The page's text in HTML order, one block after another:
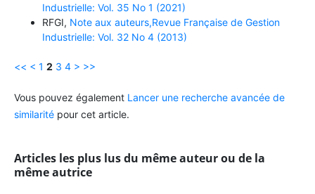
Industrielle: Vol. 35 No 1 (2021)
RFGI, Note aux auteurs,Revue Française de Gestion
Industrielle: Vol. 32 No 4 (2013)
<< < 1 2 3 4 > >>
Vous pouvez également Lancer une recherche avancée de
similaritépour cet article.
Articles les plus lus du même auteur ou de la
même autrice